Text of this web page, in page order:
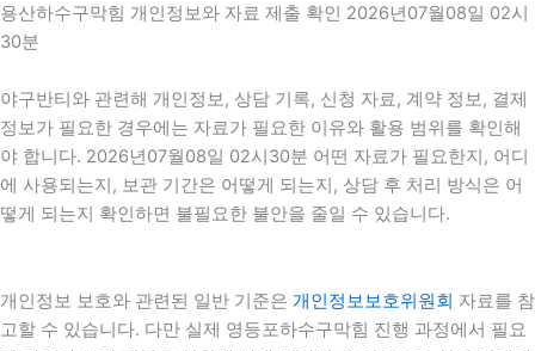
용산하수구막힘 개인정보와 자료 제출 확인 2026년07월08일 02시
30분
야구반티와 관련해 개인정보, 상담 기록, 신청 자료, 계약 정보, 결제
정보가 필요한 경우에는 자료가 필요한 이유와 활용 범위를 확인해
야 합니다. 2026년07월08일 02시30분 어떤 자료가 필요한지, 어디
에 사용되는지, 보관 기간은 어떻게 되는지, 상담 후 처리 방식은 어
떻게 되는지 확인하면 불필요한 불안을 줄일 수 있습니다.
개인정보 보호와 관련된 일반 기준은 개인정보보호위원회 자료를 참
고할 수 있습니다. 다만 실제 영등포하수구막힘 진행 과정에서 필요